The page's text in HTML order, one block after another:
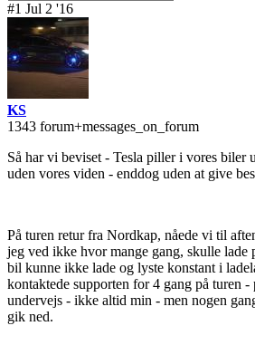
#1 Jul 2 '16
KS
1343 forum+messages_on_forum
Så har vi beviset - Tesla piller i vores biler
uden vores viden - enddog uden at give
På turen retur fra Nordkap, nåede vi til
jeg ved ikke hvor mange gang, skulle lade
bil kunne ikke lade og lyste konstant i
kontaktede supporten for 4 gang på turen -
undervejs - ikke altid min - men nogen
gik ned.